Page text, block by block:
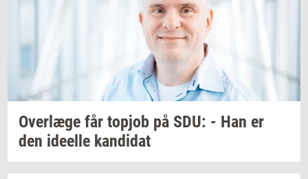
Over­læ­ge får topjob på SDU: - Han er
den ide­el­le kan­di­dat